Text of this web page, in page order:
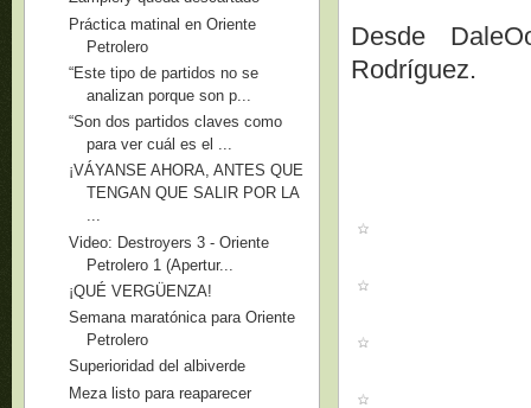
Desde
Rodríguez.
Práctica matinal en Oriente
Petrolero
“Este tipo de partidos no se
analizan porque son p...
“Son dos partidos claves como
para ver cuál es el ...
¡VÁYANSE AHORA, ANTES QUE
TENGAN QUE SALIR POR LA
...
Video: Destroyers 3 - Oriente
Petrolero 1 (Apertur...
¡QUÉ VERGÜENZA!
Semana maratónica para Oriente
Petrolero
Superioridad del albiverde
Meza listo para reaparecer